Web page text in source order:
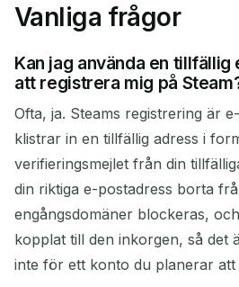
Vanliga frågor
Kan jag använda en
att registrera mig på
Ofta, ja. Steams registrering är
klistrar in en tillfällig adress i
verifieringsmejlet från din
din riktiga e-postadress borta
engångsdomäner blockeras,
kopplat till den inkorgen, så det
inte för ett konto du planerar att